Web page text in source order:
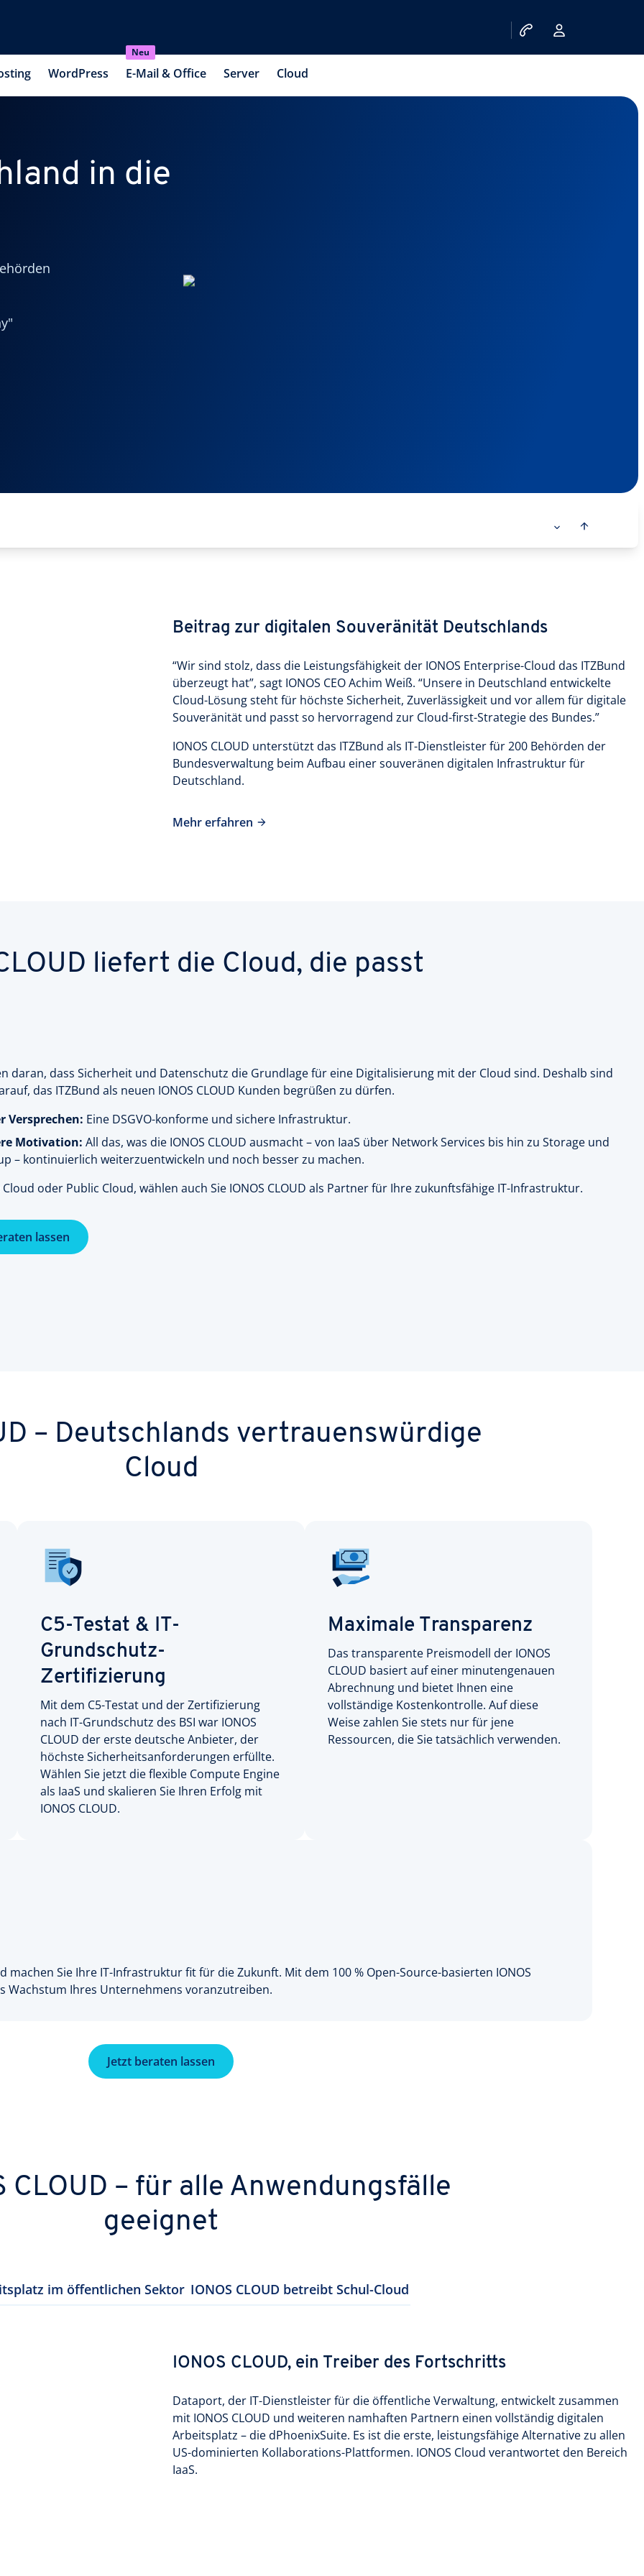
WordPress
Neu
E-Mail & Office Server Cloud
in die
Beitrag zur digitalen Souveränität Deutschlands
“Wir sind stolz, dass die Leistungsfähigkeit der IONOS Enterprise-Cloud das ITZBund
überzeugt hat”, sagt IONOS CEO Achim Weiß. “Unsere in Deutschland entwickelte
Cloud-Lösung steht für höchste Sicherheit, Zuverlässigkeit und vor allem für digitale
Souveränität und passt so hervorragend zur Cloud-first-Strategie des Bundes.”
IONOS CLOUD unterstützt das ITZBund als IT-Dienstleister für 200 Behörden der
Bundesverwaltung beim Aufbau einer souveränen digitalen Infrastruktur für
Deutschland.
Mehr erfahren
liefert die Cloud, die passt
daran, dass Sicherheit und Datenschutz die Grundlage für eine Digitalisierung mit der Cloud sind. Deshalb sind
das ITZBund als neuen IONOS CLOUD Kunden begrüßen zu dürfen.
Versprechen: Eine DSGVO-konforme und sichere Infrastruktur.
Motivation: All das, was die IONOS CLOUD ausmacht – von IaaS über Network Services bis hin zu Storage und
– kontinuierlich weiterzuentwickeln und noch besser zu machen.
oder Public Cloud, wählen auch Sie IONOS CLOUD als Partner für Ihre zukunftsfähige IT-Infrastruktur.
lassen
– Deutschlands vertrauenswürdige
Cloud
C5-Testat & IT-
Grundschutz-
Zertifizierung
Mit dem C5-Testat und der Zertifizierung
nach IT-Grundschutz des BSI war IONOS
CLOUD der erste deutsche Anbieter, der
höchste Sicherheitsanforderungen erfüllte.
Wählen Sie jetzt die flexible Compute Engine
als IaaS und skalieren Sie Ihren Erfolg mit
IONOS CLOUD.
Maximale Transparenz
Das transparente Preismodell der IONOS
CLOUD basiert auf einer minutengenauen
Abrechnung und bietet Ihnen eine
vollständige Kostenkontrolle. Auf diese
Weise zahlen Sie stets nur für jene
Ressourcen, die Sie tatsächlich verwenden.
machen Sie Ihre IT-Infrastruktur fit für die Zukunft. Mit dem 100 % Open-Source-basierten IONOS
Wachstum Ihres Unternehmens voranzutreiben.
Jetzt beraten lassen
CLOUD – für alle Anwendungsfälle
geeignet
im öffentlichen Sektor IONOS CLOUD betreibt Schul-Cloud
IONOS CLOUD, ein Treiber des Fortschritts
Dataport, der IT-Dienstleister für die öffentliche Verwaltung, entwickelt zusammen
mit IONOS CLOUD und weiteren namhaften Partnern einen vollständig digitalen
Arbeitsplatz – die dPhoenixSuite. Es ist die erste, leistungsfähige Alternative zu allen
US-dominierten Kollaborations-Plattformen. IONOS Cloud verantwortet den Bereich
IaaS.